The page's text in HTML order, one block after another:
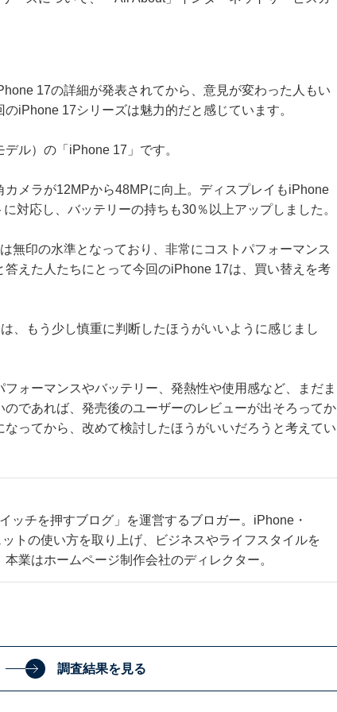
17の詳細が発表されてから、意見が変わった人もい
iPhone 17シリーズは魅力的だと感じています。
ル）の「iPhone 17」です。
メラが12MPから48MPに向上。ディスプレイもiPhone
対応し、バッテリーの持ちも30％以上アップしました。
無印の水準となっており、非常にコストパフォーマンス
えた人たちにとって今回のiPhone 17は、買い替えを考
、もう少し慎重に判断したほうがいいように感じまし
ォーマンスやバッテリー、発熱性や使用感など、まだま
であれば、発売後のユーザーのレビューが出そろってか
ってから、改めて検討したほうがいいだろうと考えてい
ッチを押すブログ」を運営するブロガー。iPhone・
トの使い方を取り上げ、ビジネスやライフスタイルを
業はホームページ制作会社のディレクター。
調査結果を見る